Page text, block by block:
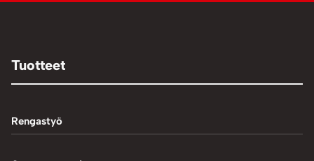
Tuotteet
Rengastyö